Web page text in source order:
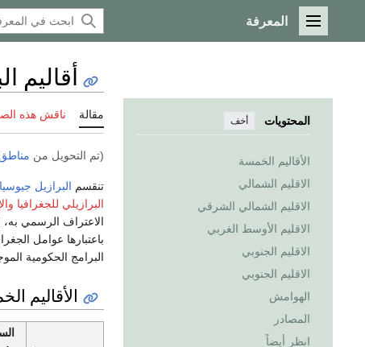
القائمة الرئيسية
المعرفة
المحتويات أخف
الأقاليم الخمسة
الاقليم الشمالي
الاقليم الشمالي الشرقي
الاقليم الأوسط الغربي
الاقليم الجنوبي
الاقليم الجنوبي
الهوامش
المصادر
انظر أيضاً
أقاليم
مقالة ناقش هذه
(تم التحويل من مناطق
تنقسم البرازيل
البرازيلي للجغرافيا
الاعتراف الرسمي به،
باعتبارها عوامل
البرامج الحكومية
الأقاليم